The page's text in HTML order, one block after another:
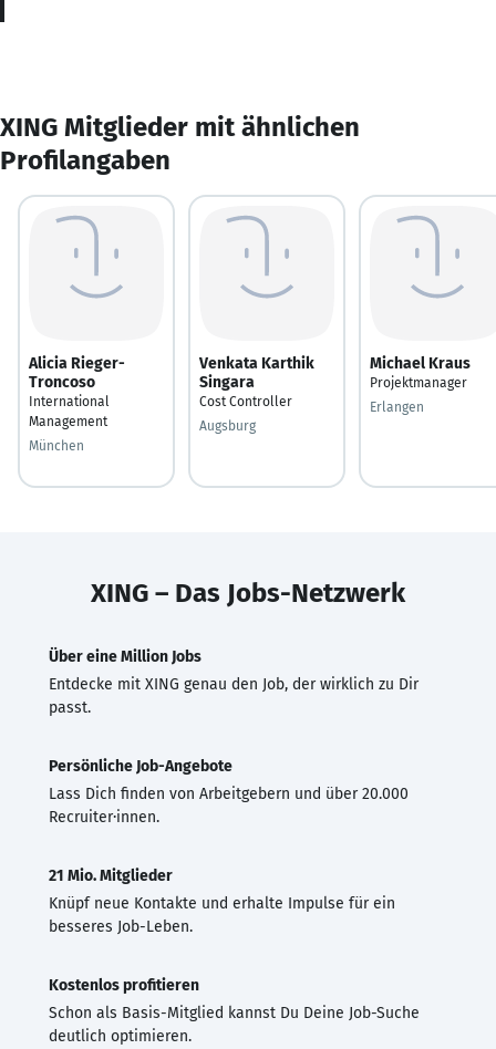
XING Mitglieder mit ähnlichen
Profilangaben
Alicia Rieger-
Troncoso
International
Management
München
Venkata Karthik
Singara
Cost Controller
Augsburg
Michael Kraus
Projektmanager
Erlangen
XING – Das Jobs-Netzwerk
Über eine Million Jobs
Entdecke mit XING genau den Job, der wirklich zu Dir
passt.
Persönliche Job-Angebote
Lass Dich finden von Arbeitgebern und über 20.000
Recruiter·innen.
21 Mio. Mitglieder
Knüpf neue Kontakte und erhalte Impulse für ein
besseres Job-Leben.
Kostenlos profitieren
Schon als Basis-Mitglied kannst Du Deine Job-Suche
deutlich optimieren.